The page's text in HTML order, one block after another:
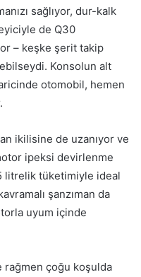
sağlıyor, dur-kalk
de Q30
– keşke şerit takip
Konsolun alt
otomobil, hemen
ikilisine de uzanıyor ve
ipeksi devirlenme
litrelik tüketimiyle ideal
şanzıman da
uyum içinde
rağmen çoğu koşulda